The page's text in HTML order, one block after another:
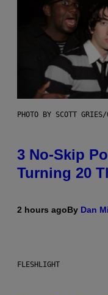
PHOTO BY SCOTT
3 No-Skip
Turning 20
2 hours agoBy Dan
FLESHLIGHT